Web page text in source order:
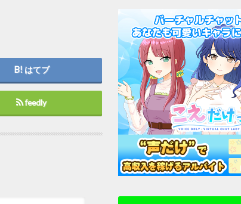
はてブ
feedly